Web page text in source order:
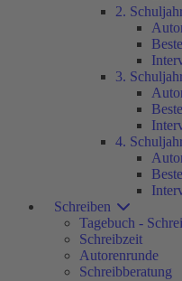
2.
3.
4.
Schreiben
Tagebuch -
Schreibzeit
Autorenrunde
Schreibberatung